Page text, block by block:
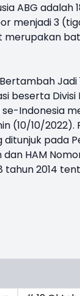
ABG
menjadi 3
merupakan
beserta
se-Indonesia
(10/10/
pada
HAM
2014